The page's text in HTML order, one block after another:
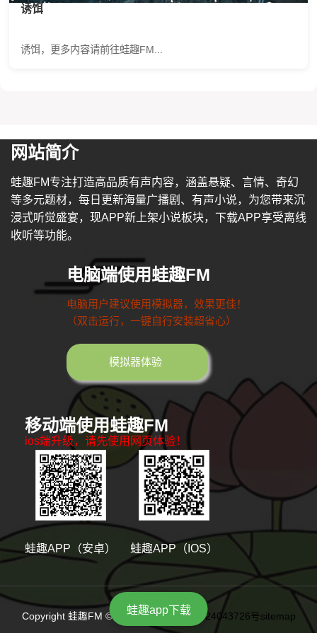
诱饵
诱饵，更多内容请前往蛙趣FM...
网站简介
蛙趣FM专注打造高品质有声内容，涵盖悬疑、言情、奇幻
等多元题材，每日更新海量广播剧、有声小说，为您带来沉
浸式听觉盛宴，现APP新上架小说板块，下载APP享受离线
收听等功能。
电脑端使用蛙趣FM
电脑用户建议使用模拟器，效果更佳！
（双击运行，一键自行安装超省心）
模拟器体验
移动端使用蛙趣FM
ios端升级，请先使用网页体验！
蛙趣APP（安卓） 蛙趣APP（IOS）
Copyright 蛙趣FM © 版权所有陕ICP备2024043726号sitemap
蛙趣app下载